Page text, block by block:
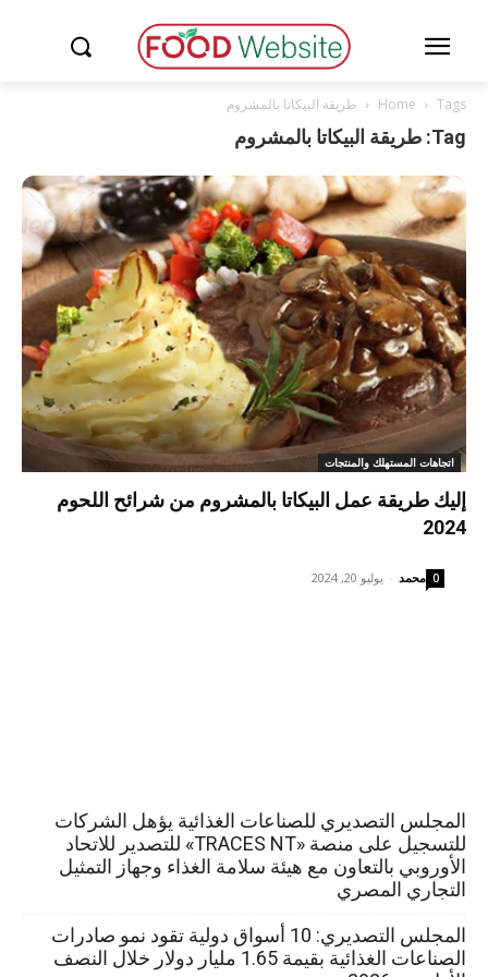
Home Tags طريقة البيكاتا بالمشروم
Tag: طريقة البيكاتا بالمشروم
اتجاهات المستهلك والمنتجات
إليك طريقة عمل البيكاتا بالمشروم من شرائح اللحوم
2024
محمد - يوليو 20, 2024 0
المجلس التصديري للصناعات الغذائية يؤهل الشركات
للتسجيل على منصة «TRACES NT» للتصدير للاتحاد
الأوروبي بالتعاون مع هيئة سلامة الغذاء وجهاز التمثيل
التجاري المصري
المجلس التصديري: 10 أسواق دولية تقود نمو صادرات
الصناعات الغذائية بقيمة 1.65 مليار دولار خلال النصف